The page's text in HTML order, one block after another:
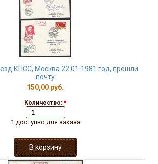
КПСС, Москва 22.01.1981 год, прошли
почту
150,00 руб.
Количество: *
1 доступно для заказа